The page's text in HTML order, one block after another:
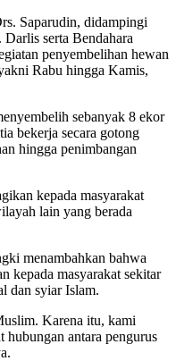
Saparudin, didampingi
serta Bendahara
penyembelihan hewan
Rabu hingga Kamis,
sebanyak 8 ekor
bekerja secara gotong
hingga penimbangan
kepada masyarakat
lain yang berada
menambahkan bahwa
kepada masyarakat sekitar
dan syiar Islam.
Karena itu, kami
hubungan antara pengurus